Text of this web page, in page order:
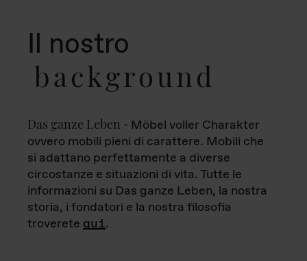
Il nostro
background
Das ganze Leben - Möbel voller Charakter
ovvero mobili pieni di carattere. Mobili che
si adattano perfettamente a diverse
circostanze e situazioni di vita. Tutte le
informazioni su Das ganze Leben, la nostra
storia, i fondatori e la nostra filosofia
troverete qui.